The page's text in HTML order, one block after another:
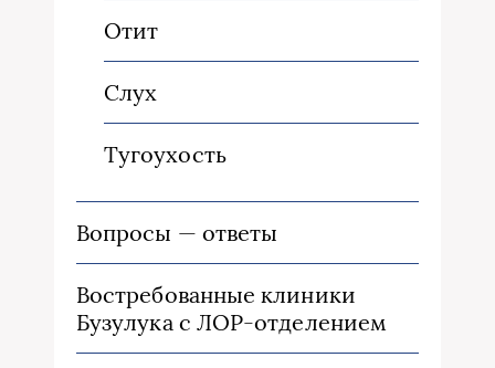
Отит
Слух
Тугоухость
Вопросы — ответы
Востребованные клиники
Бузулука с ЛОР-отделением